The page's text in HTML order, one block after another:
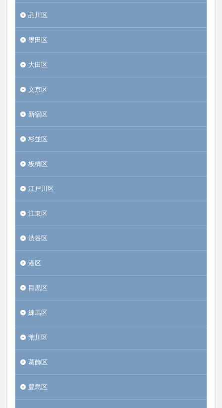
品川区
墨田区
大田区
文京区
新宿区
杉並区
板橋区
江戸川区
江東区
渋谷区
港区
目黒区
練馬区
荒川区
葛飾区
豊島区